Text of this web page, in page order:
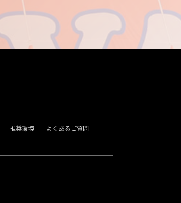
推奨環境 よくあるご質問